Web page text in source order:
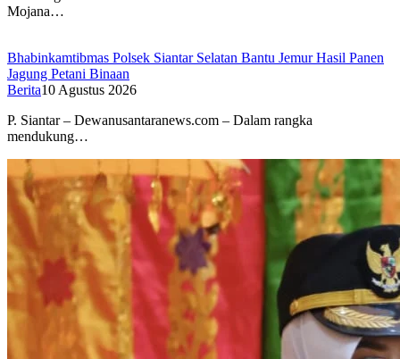
Mojana…
Bhabinkamtibmas Polsek Siantar Selatan Bantu Jemur Hasil Panen
Jagung Petani Binaan
Berita10 Agustus 2026
P. Siantar – Dewanusantaranews.com – Dalam rangka
mendukung…